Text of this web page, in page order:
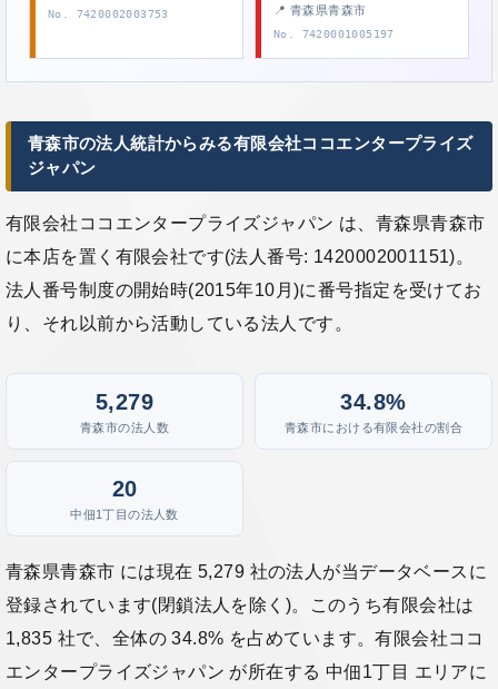
No. 7420002003753 📍 青森県青森市
No. 7420001005197
青森市の法人統計からみる有限会社ココエンタープライズ
ジャパン
有限会社ココエンタープライズジャパン は、青森県青森市
に本店を置く有限会社です(法人番号: 1420002001151)。
法人番号制度の開始時(2015年10月)に番号指定を受けてお
り、それ以前から活動している法人です。
5,279
青森市の法人数
34.8%
青森市における有限会社の割合
20
中佃1丁目の法人数
青森県青森市 には現在 5,279 社の法人が当データベースに
登録されています(閉鎖法人を除く)。このうち有限会社は
1,835 社で、全体の 34.8% を占めています。有限会社ココ
エンタープライズジャパン が所在する 中佃1丁目 エリアに